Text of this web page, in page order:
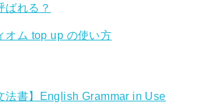
ばれる？
オム top up の使い方
法書】English Grammar in Use